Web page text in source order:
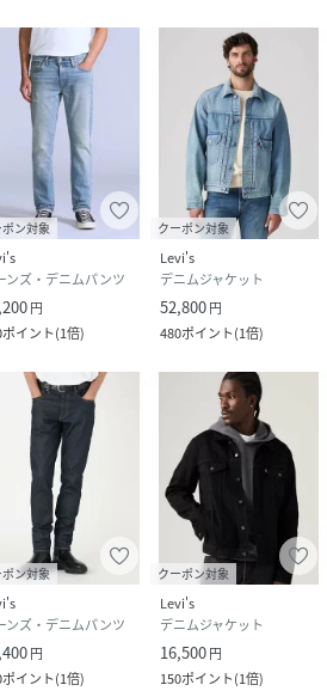
ン対象
ンズ・デニムパンツ
円
ポイント(1倍)
クーポン対象
Levi's
デニムジャケット
52,800円
480ポイント(1倍)
ポン対象
ンズ・デニムパンツ
円
ポイント(1倍)
クーポン対象
Levi's
デニムジャケット
16,500円
150ポイント(1倍)